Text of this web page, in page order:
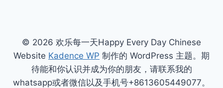
© 2026 欢乐每一天Happy Every Day Chinese
Website Kadence WP 制作的 WordPress 主题。期
待能和你认识并成为你的朋友，请联系我的
whatsapp或者微信以及手机号+8613605449077。